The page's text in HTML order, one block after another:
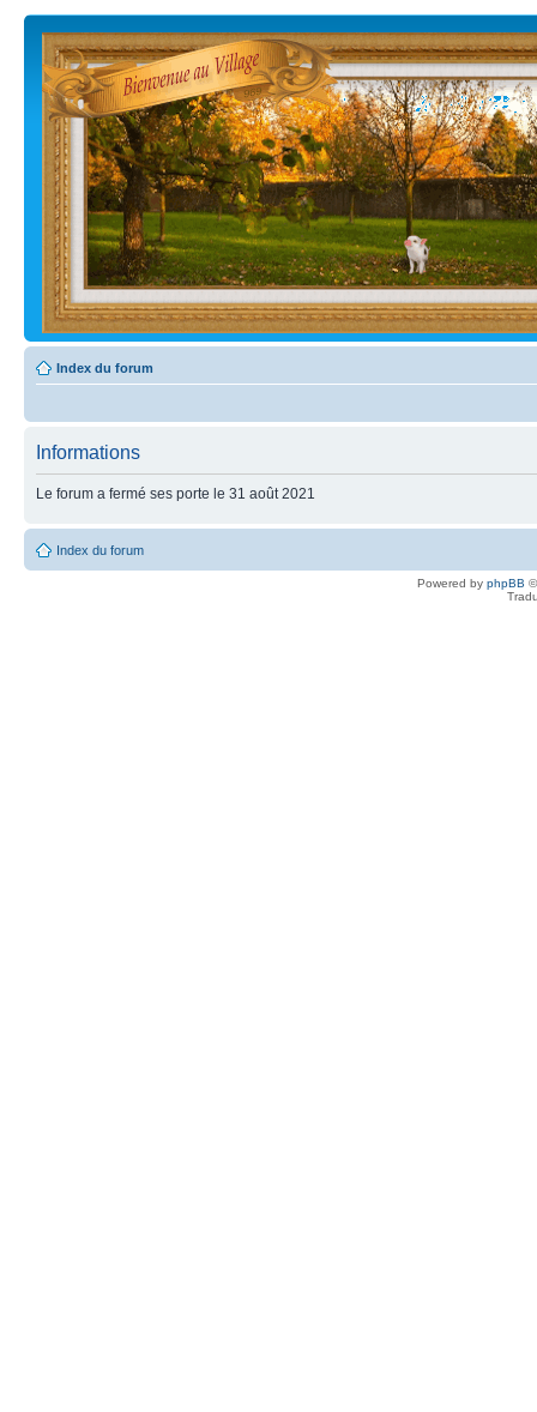
Index du forum
Informations
Le forum a fermé ses porte le 31 août 2021
Index du forum
Powered by phpBB